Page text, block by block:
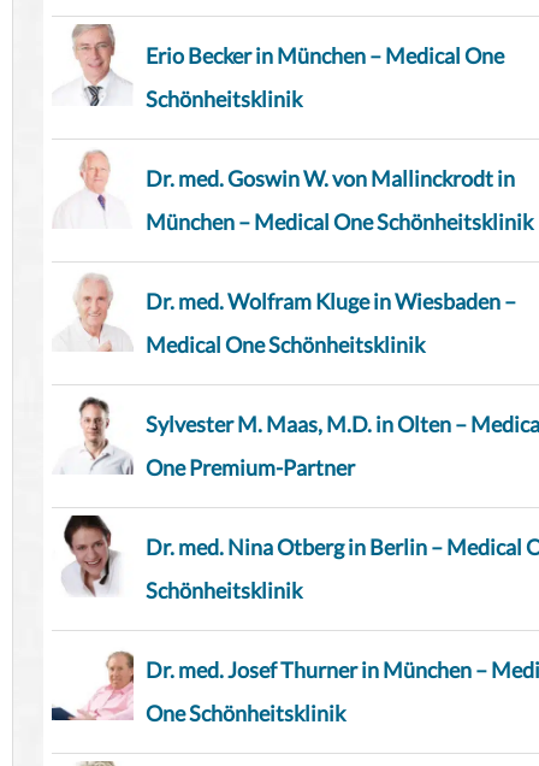
Erio Becker in München – Medical One
Schönheitsklinik
Dr. med. Goswin W. von Mallinckrodt in
München – Medical One Schönheitsklinik
Dr. med. Wolfram Kluge in Wiesbaden –
Medical One Schönheitsklinik
Sylvester M. Maas, M.D. in Olten –
One Premium-Partner
Dr. med. Nina Otberg in Berlin – Medical
Schönheitsklinik
Dr. med. Josef Thurner in München –
One Schönheitsklinik